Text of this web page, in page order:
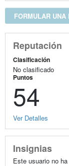
FORMULAR
Reputación
Clasificación
No clasificado
Puntos
54
Ver Detalles
Insignias
Este usuario no